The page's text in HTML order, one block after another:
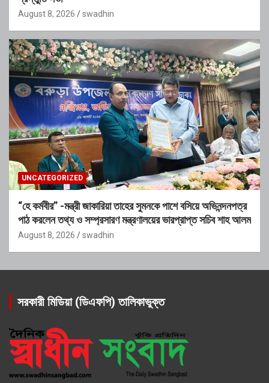
August 8, 2026 swadhin
UNCATEGORIZED
“হে কর্মবীর” -মন্ত্রী জাকারিয়া তাহের সুমনকে পাশে বসিয়ে অভিনন্দনপত্র
পাঠ করলেন তথ্য ও সম্প্রসারণ মন্ত্রণালয়ের ভারপ্রাপ্ত সচিব শাহ আলম
August 8, 2026 swadhin
সরকারী মিডিয়া (ডিএফপি) তালিকাভুক্ত